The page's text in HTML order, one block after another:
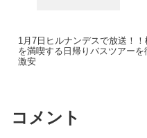
1月7日ヒルナンデスで放送！！
を満喫する日帰りバスツアーを
激安
コメント